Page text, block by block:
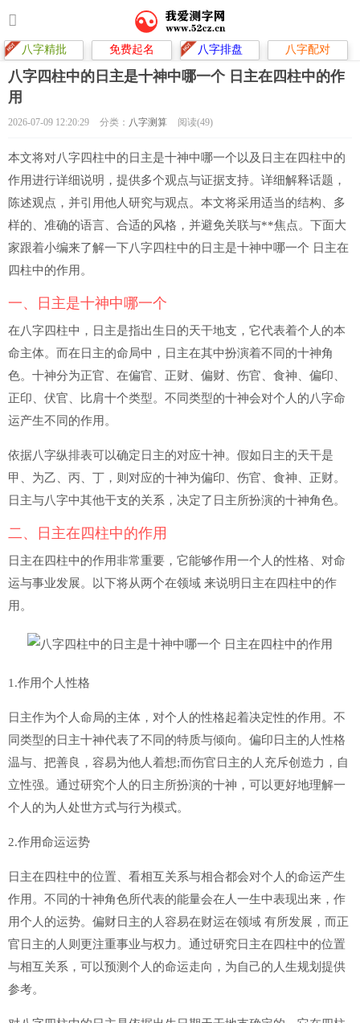
八字精批 免费起名 八字排盘 八字配对
八字四柱中的日主是十神中哪一个 日主在四柱中的作
用
2026-07-09 12:20:29 分类： 八字测算 阅读(49)
本文将对八字四柱中的日主是十神中哪一个以及日主在四柱中的
作用进行详细说明，提供多个观点与证据支持。详细解释话题，
陈述观点，并引用他人研究与观点。本文将采用适当的结构、多
样的、准确的语言、合适的风格，并避免关联与**焦点。下面大
家跟着小编来了解一下八字四柱中的日主是十神中哪一个 日主在
四柱中的作用。
一、日主是十神中哪一个
在八字四柱中，日主是指出生日的天干地支，它代表着个人的本
命主体。而在日主的命局中，日主在其中扮演着不同的十神角
色。十神分为正官、在偏官、正财、偏财、伤官、食神、偏印、
正印、伏官、比肩十个类型。不同类型的十神会对个人的八字命
运产生不同的作用。
依据八字纵排表可以确定日主的对应十神。假如日主的天干是
甲、为乙、丙、丁，则对应的十神为偏印、伤官、食神、正财。
日主与八字中其他干支的关系，决定了日主所扮演的十神角色。
二、日主在四柱中的作用
日主在四柱中的作用非常重要，它能够作用一个人的性格、对命
运与事业发展。以下将从两个在领域 来说明日主在四柱中的作
用。
1.作用个人性格
日主作为个人命局的主体，对个人的性格起着决定性的作用。不
同类型的日主十神代表了不同的特质与倾向。偏印日主的人性格
温与、把善良，容易为他人着想;而伤官日主的人充斥创造力，自
立性强。通过研究个人的日主所扮演的十神，可以更好地理解一
个人的为人处世方式与行为模式。
2.作用命运运势
日主在四柱中的位置、看相互关系与相合都会对个人的命运产生
作用。不同的十神角色所代表的能量会在人一生中表现出来，作
用个人的运势。偏财日主的人容易在财运在领域 有所发展，而正
官日主的人则更注重事业与权力。通过研究日主在四柱中的位置
与相互关系，可以预测个人的命运走向，为自己的人生规划提供
参考。